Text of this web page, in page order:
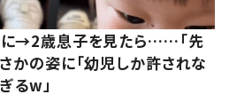
→2歳息子を見たら……「先
かの姿に「幼児しか許されな
るw」